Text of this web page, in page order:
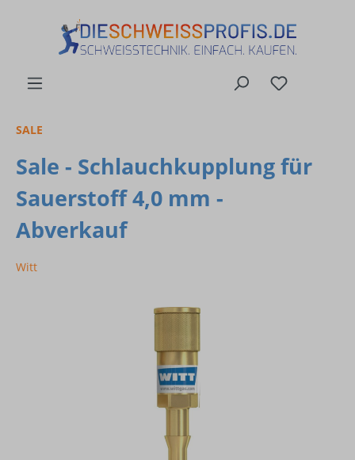
SALE
Sale - Schlauchkupplung für
Sauerstoff 4,0 mm -
Abverkauf
Witt
Bildergalerie überspringen